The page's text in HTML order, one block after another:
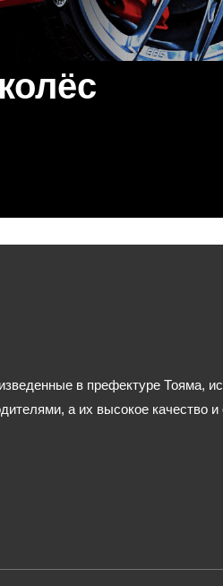
в префектуре Тояма,
а их высокое качество и